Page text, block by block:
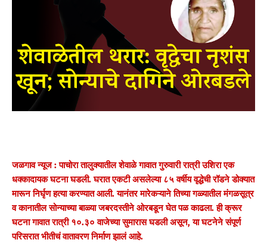
जळगाव न्यूज : पाचोरा तालुक्यातील शेवाळे गावात गुरुवारी रात्री उशिरा एक
धक्कादायक घटना घडली. घरात एकटी असलेल्या ८५ वर्षीय वृद्धेची रॉडने डोक्यात
मारून निर्घृण हत्या करण्यात आली. यानंतर मारेकऱ्याने तिच्या गळ्यातील मंगळसूत्र
व कानातील सोन्याच्या बाळ्या जबरदस्तीने ओरबडून घेत पळ काढला. ही क्रूर
घटना गावात रात्री १०.३० वाजेच्या सुमारास घडली असून, या घटनेने संपूर्ण
परिसरात भीतीचं वातावरण निर्माण झालं आहे.